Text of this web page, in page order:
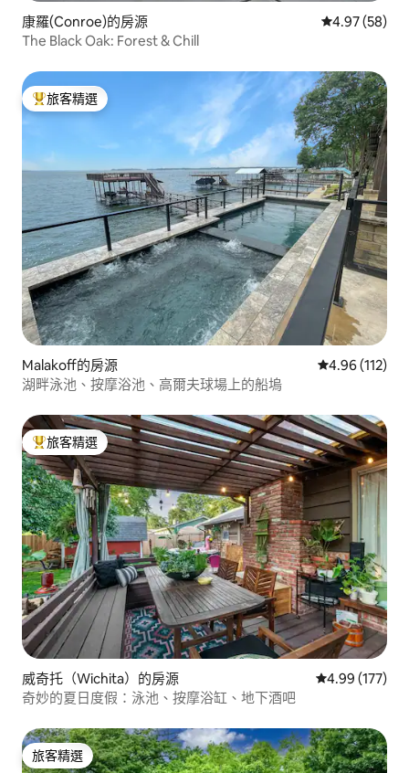
康羅(Conroe)的房源 從 58 則評價
4.97 (58)
The Black Oak: Forest & Chill
旅客精選榜首
旅客精選
Malakoff的房源 從 112 則評價
4.96 (112)
湖畔泳池、按摩浴池、高爾夫球場上的船塢
旅客精選榜首
旅客精選
威奇托（Wichita）的房源 從 177 則評價
4.99 (177)
奇妙的夏日度假：泳池、按摩浴缸、地下酒吧
旅客精選
旅客精選